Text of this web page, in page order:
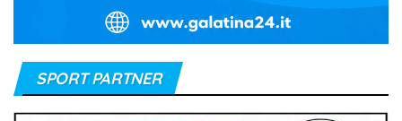
SPORT PARTNER